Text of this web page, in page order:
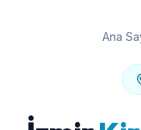
Ana